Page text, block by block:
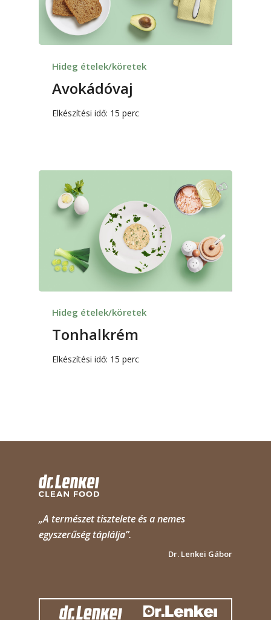
Hideg ételek/köretek
Avokádóvaj
Elkészítési idő: 15 perc
Hideg ételek/köretek
Tonhalkrém
Elkészítési idő: 15 perc
„A természet tisztelete és a nemes
egyszerűség táplálja”.
Dr. Lenkei Gábor